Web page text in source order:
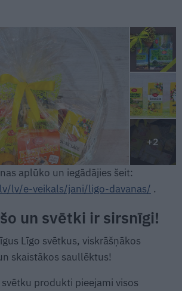
+2
aplūko un iegādājies šeit:
lv/e-veikals/jani/ligo-davanas/ .
un svētki ir sirsnīgi!
Līgo svētkus, viskrāšņākos
skaistākos saullēktus!
produkti pieejami visos